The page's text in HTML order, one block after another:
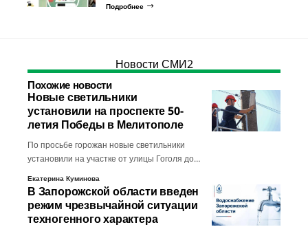
Подробнее
Новости СМИ2
Похожие новости
Новые светильники
установили на проспекте 50-
летия Победы в Мелитополе
По просьбе горожан новые светильники
установили на участке от улицы Гоголя до…
Екатерина Куминова
В Запорожской области введен
режим чрезвычайной ситуации
техногенного характера